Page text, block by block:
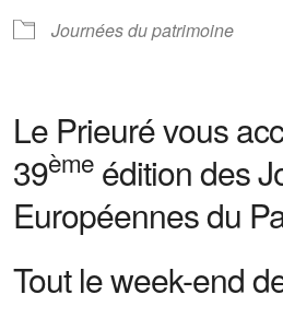
Journées du patrimoine
Le Prieuré vous
39ème édition des
Européennes du
Tout le week-end